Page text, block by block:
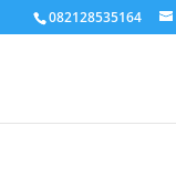
082128535164